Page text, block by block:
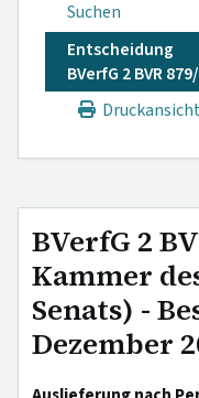
Suchen
Entscheidung
BVerfG 2 BVR
Druckansicht
BVerfG 2
Kammer
Senats) -
Dezember